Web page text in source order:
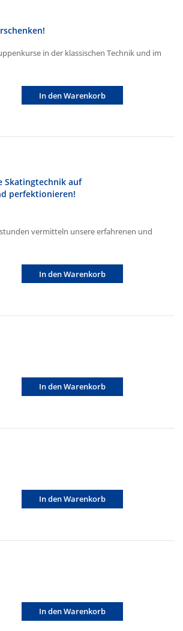
in der klassischen Technik und im
In den Warenkorb
Skatingtechnik auf
perfektionieren!
vermitteln unsere erfahrenen und
In den Warenkorb
In den Warenkorb
In den Warenkorb
In den Warenkorb